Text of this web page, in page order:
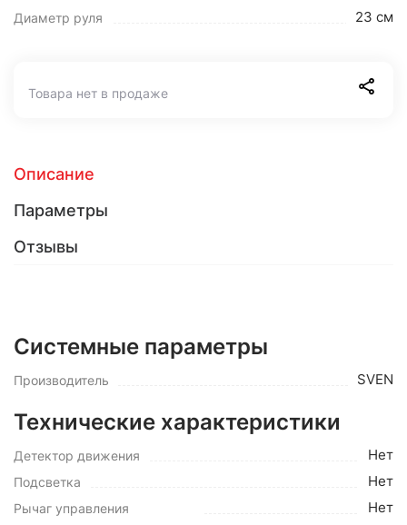
Диаметр руля 23 см
Товара нет в продаже
Описание
Параметры
Отзывы
Системные параметры
Производитель SVEN
Технические характеристики
Детектор движения Нет
Подсветка Нет
Рычаг управления
Нет